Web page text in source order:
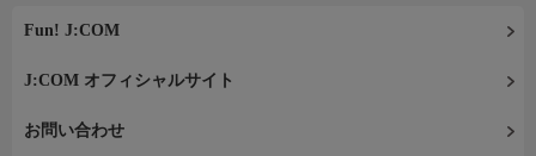
Fun! J:COM
J:COM オフィシャルサイト
お問い合わせ